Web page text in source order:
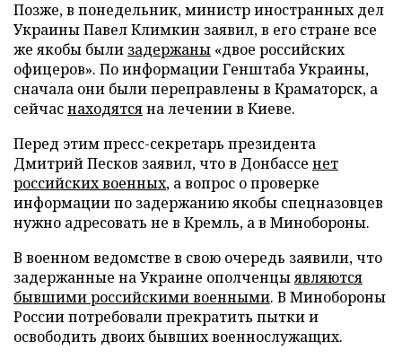
Позже, в понедельник, министр иностранных дел
Украины Павел Климкин заявил, в его стране все
же якобы были задержаны «двое российских
офицеров». По информации Генштаба Украины,
сначала они были переправлены в Краматорск, а
сейчаснаходятсяна лечении в Киеве.
Перед этим пресс-секретарь президента
Дмитрий Песков заявил, что в Донбассе нет
российских военных, а вопрос о проверке
информации по задержанию якобы спецназовцев
нужно адресовать не в Кремль, а в Минобороны.
В военном ведомстве в свою очередь заявили, что
задержанные на Украине ополченцыявляются
бывшими российскими военными. В Минобороны
России потребовали прекратить пытки и
освободить двоих бывших военнослужащих.